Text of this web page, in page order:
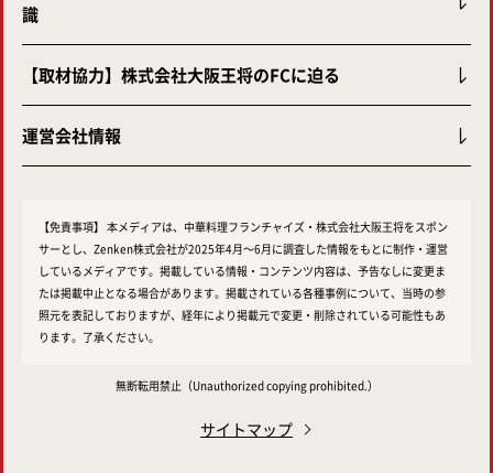
識
【取材協力】株式会社大阪王将のFCに迫る
運営会社情報
【免責事項】 本メディアは、中華料理フランチャイズ・株式会社大阪王将をスポン
サーとし、Zenken株式会社が2025年4月～6月に調査した情報をもとに制作・運営
しているメディアです。掲載している情報・コンテンツ内容は、予告なしに変更ま
たは掲載中止となる場合があります。掲載されている各種事例について、当時の参
照元を表記しておりますが、経年により掲載元で変更・削除されている可能性もあ
ります。了承ください。
無断転用禁止 （Unauthorized copying prohibited.）
サイトマップ